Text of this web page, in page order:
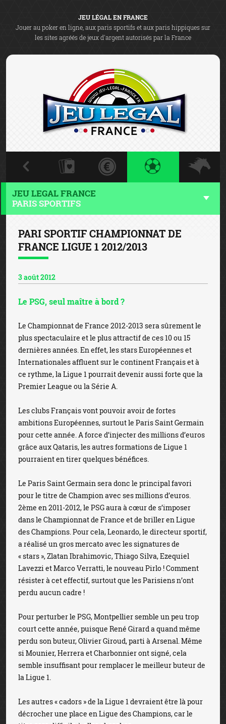
JEU LÉGAL EN FRANCE
Jouer au poker en ligne, aux paris sportifs et aux paris hippiques sur
les sites agréés de jeux d'argent autorisés par la France
JEU LEGAL FRANCE
PARIS SPORTIFS
PARI SPORTIF CHAMPIONNAT DE
FRANCE LIGUE 1 2012/2013
3 août 2012
Le PSG, seul maître à bord ?
Le Championnat de France 2012-2013 sera sûrement le
plus spectaculaire et le plus attractif de ces 10 ou 15
dernières années. En effet, les stars Européennes et
Internationales affluent sur le continent Français et à
ce rythme, la Ligue 1 pourrait devenir aussi forte que la
Premier League ou la Série A.
Les clubs Français vont pouvoir avoir de fortes
ambitions Européennes, surtout le Paris Saint Germain
pour cette année. A force d’injecter des millions d’euros
grâce aux Qataris, les autres formations de Ligue 1
pourraient en tirer quelques bénéfices.
Le Paris Saint Germain sera donc le principal favori
pour le titre de Champion avec ses millions d’euros.
2ème en 2011-2012, le PSG aura à cœur de s’imposer
dans le Championnat de France et de briller en Ligue
des Champions. Pour cela, Leonardo, le directeur sportif,
a réalisé un gros mercato avec les signatures de
« stars », Zlatan Ibrahimovic, Thiago Silva, Ezequiel
Lavezzi et Marco Verratti, le nouveau Pirlo ! Comment
résister à cet effectif, surtout que les Parisiens n’ont
perdu aucun cadre !
Pour perturber le PSG, Montpellier semble un peu trop
court cette année, puisque René Girard a quand même
perdu son buteur, Olivier Giroud, parti à Arsenal. Même
si Mounier, Herrera et Charbonnier ont signé, cela
semble insuffisant pour remplacer le meilleur buteur de
la Ligue 1.
Les autres « cadors » de la Ligue 1 devraient être là pour
décrocher une place en Ligue des Champions, car le